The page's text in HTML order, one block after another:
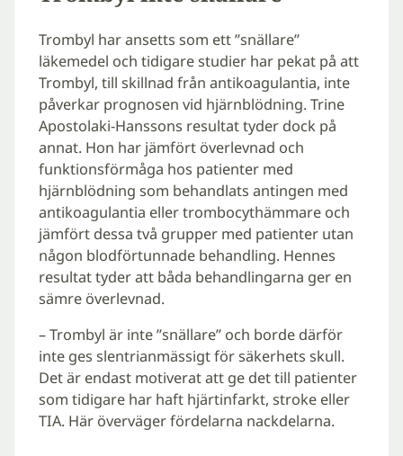
Trombyl har ansetts som ett ”snällare”
läkemedel och tidigare studier har pekat på att
Trombyl, till skillnad från antikoagulantia, inte
påverkar prognosen vid hjärnblödning. Trine
Apostolaki-Hanssons resultat tyder dock på
annat. Hon har jämfört överlevnad och
funktionsförmåga hos patienter med
hjärnblödning som behandlats antingen med
antikoagulantia eller trombocythämmare och
jämfört dessa två grupper med patienter utan
någon blodförtunnade behandling. Hennes
resultat tyder att båda behandlingarna ger en
sämre överlevnad.
– Trombyl är inte ”snällare” och borde därför
inte ges slentrianmässigt för säkerhets skull.
Det är endast motiverat att ge det till patienter
som tidigare har haft hjärtinfarkt, stroke eller
TIA. Här överväger fördelarna nackdelarna.